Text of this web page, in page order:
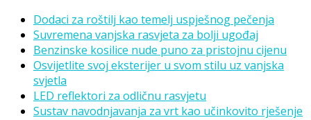
Dodaci za roštilj kao temelj uspješnog pečenja
Suvremena vanjska rasvjeta za bolji ugođaj
Benzinske kosilice nude puno za pristojnu cijenu
Osvijetlite svoj eksterijer u svom stilu uz vanjska
svjetla
LED reflektori za odličnu rasvjetu
Sustav navodnjavanja za vrt kao učinkovito rješenje